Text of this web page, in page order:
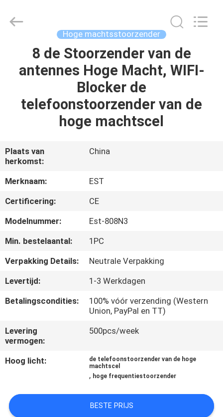
THUIS
PRODUCTEN
ONGEVEER
ONS
FABRIEKSRONDLEIDING
KWALITEITSCONTROLE
CONTACTEER
ONS
NIEUWS
GEVALLEN
OFFERTE
AANVRAGEN
ELECTRONICS(HK)
CO.,LTD.
Hoge machtsstoorzender
8 de Stoorzender van de
antennes Hoge Macht, WIFI-
Blocker de
telefoonstoorzender van de
hoge machtscel
Plaats van
herkomst:
China
Merknaam:
EST
Certificering:
CE
Modelnummer:
Est-808N3
Min. bestelaantal:
1PC
Verpakking Details:
Neutrale Verpakking
Levertijd:
1-3 Werkdagen
Betalingscondities:
100% vóór verzending (Western
Union, PayPal en TT)
Levering
vermogen:
500pcs/week
Hoog licht:
de telefoonstoorzender van de hoge
machtscel
, hoge frequentiestoorzender
BESTE PRIJS